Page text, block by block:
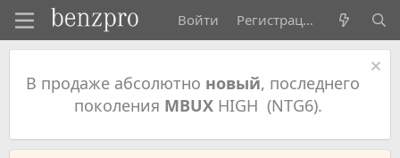
Войти Регистрация
В продаже абсолютно новый, последнего
поколения MBUXHIGH (NTG6).